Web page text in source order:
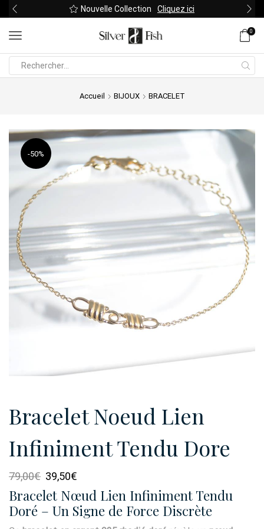
Nouvelle Collection Cliquez ici
0
Accueil BIJOUX BRACELET
-50%
Bracelet Noeud Lien
Infiniment Tendu Dore
79,00€ Le
prix
initial
était :
79,00€.
39,50€
prix
actuel
est :
39,50€.
Bracelet Nœud Lien Infiniment Tendu
Doré – Un Signe de Force Discrète